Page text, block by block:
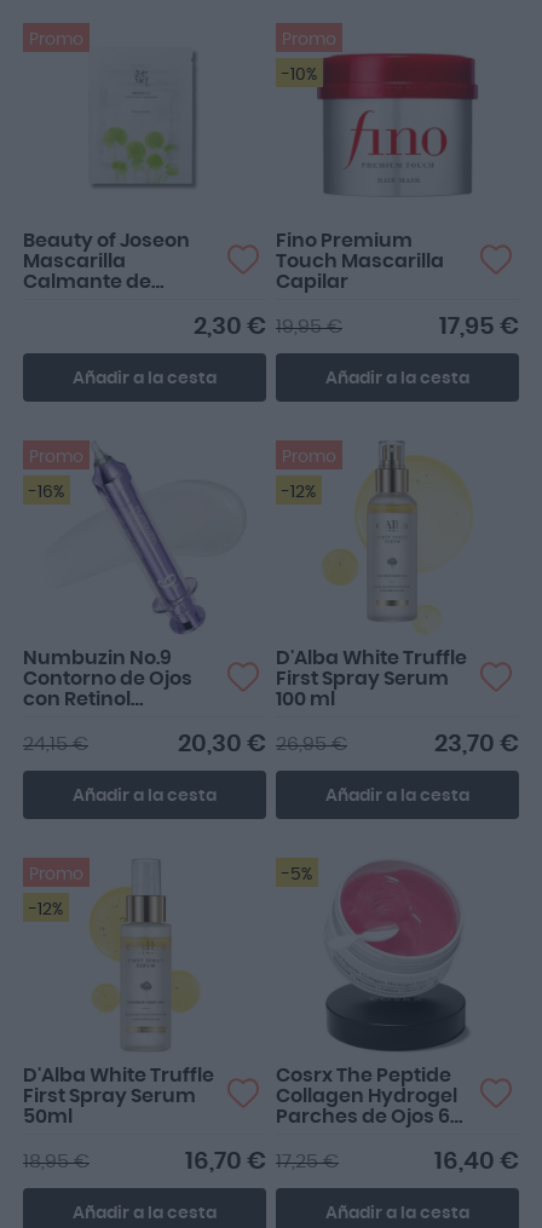
Promo
Beauty of Joseon
Mascarilla
Calmante de
2,30 €
Añadir a la cesta
Promo
-10%
Fino Premium
Touch Mascarilla
Capilar
17,95 €
19,95 €
Añadir a la cesta
Promo
-16%
Numbuzin No.9
Contorno de Ojos
con Retinol
20,30 €
24,15 €
Añadir a la cesta
Promo
-12%
D'Alba White Truffle
First Spray Serum
100 ml
23,70 €
26,95 €
Añadir a la cesta
Promo
-12%
D'Alba White Truffle
First Spray Serum
50ml
16,70 €
18,95 €
Añadir a la cesta
-5%
Cosrx The Peptide
Collagen Hydrogel
Parches de Ojos 60
16,40 €
17,25 €
Añadir a la cesta